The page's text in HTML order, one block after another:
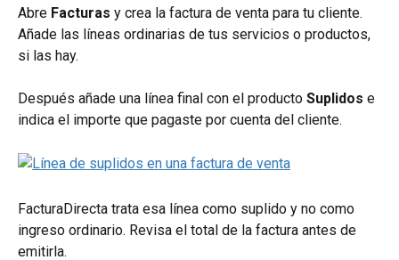
Abre Facturas y crea la factura de venta para tu cliente.
Añade las líneas ordinarias de tus servicios o productos,
si las hay.
Después añade una línea final con el producto Suplidos e
indica el importe que pagaste por cuenta del cliente.
FacturaDirecta trata esa línea como suplido y no como
ingreso ordinario. Revisa el total de la factura antes de
emitirla.